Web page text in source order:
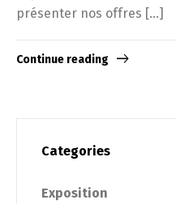
présenter nos offres […]
Continue reading
Categories
Exposition